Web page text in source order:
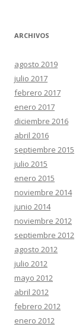
ARCHIVOS
agosto 2019
julio 2017
febrero 2017
enero 2017
diciembre 2016
abril 2016
septiembre 2015
julio 2015
enero 2015
noviembre 2014
junio 2014
noviembre 2012
septiembre 2012
agosto 2012
julio 2012
mayo 2012
abril 2012
febrero 2012
enero 2012